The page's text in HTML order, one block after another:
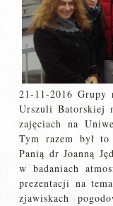
21-11-2016 Grupy
Urszuli Batorskiej
zajęciach na
Tym razem był
Panią dr Joanną
w badaniach
prezentacji na
zjawiskach